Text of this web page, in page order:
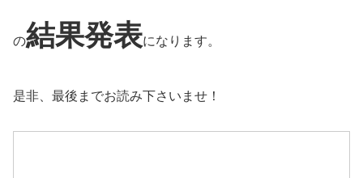
の結果発表になります。
是非、最後までお読み下さいませ！